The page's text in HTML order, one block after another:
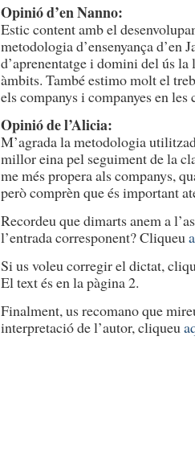
Opinió d’en Nanno:
Estic content amb el
metodologia d’ensenyança d’en
d’aprenentatge i domini del ús
àmbits. També estimo molt el
els companys i companyes en les
Opinió de l’Alicia:
M’agrada la metodologia
millor eina pel seguiment de la
me més propera als companys,
però comprèn que és important
Recordeu que dimarts anem a
l’entrada corresponent? Cliqueu
Si us voleu corregir el dictat,
El text és en la pàgina 2.
Finalment, us recomano que
interpretació de l’autor, cliqueu